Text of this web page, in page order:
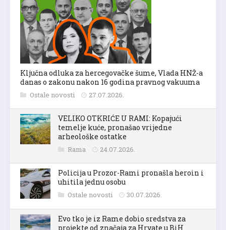
Ključna odluka za hercegovačke šume, Vlada HNŽ-a
danas o zakonu nakon 16 godina pravnog vakuuma
Ostale novosti 27.07.2026.
VELIKO OTKRIĆE U RAMI: Kopajući
temelje kuće, pronašao vrijedne
arheološke ostatke
Rama 24.07.2026.
Policija u Prozor-Rami pronašla heroin i
uhitila jednu osobu
Ostale novosti 30.07.2026.
Evo tko je iz Rame dobio sredstva za
projekte od značaja za Hrvate u BiH